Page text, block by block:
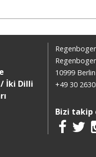
İki Dilli
10999 Berlin
+49 30
Bizi takip